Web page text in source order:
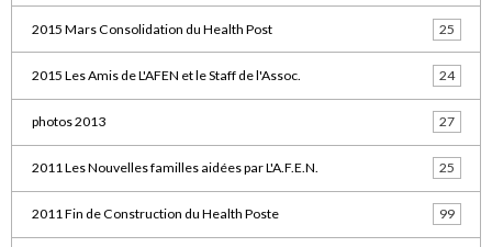
2015 Mars Consolidation du Health Post 25
2015 Les Amis de L'AFEN et le Staff de l'Assoc. 24
photos 2013 27
2011 Les Nouvelles familles aidées par L'A.F.E.N. 25
2011 Fin de Construction du Health Poste 99